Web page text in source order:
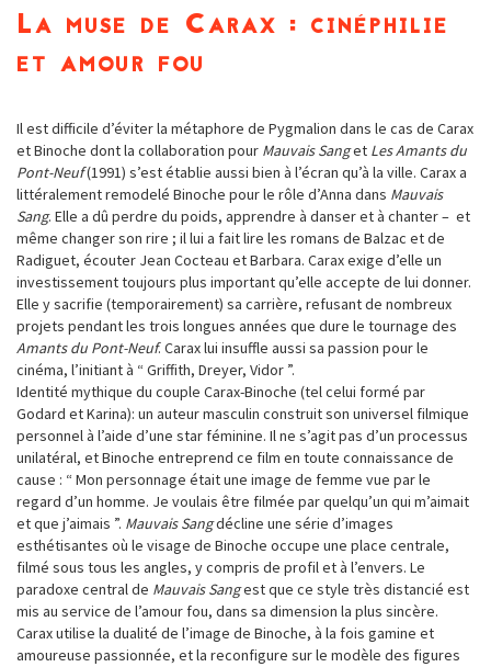
La muse de Carax : cinéphilie
et amour fou
Il est difficile d’éviter la métaphore de Pygmalion dans le cas de Carax
et Binoche dont la collaboration pour Mauvais Sanget Les Amants du
Pont-Neuf(1991) s’est établie aussi bien à l’écran qu’à la ville. Carax a
littéralement remodelé Binoche pour le rôle d’Anna dans Mauvais
Sang. Elle a dû perdre du poids, apprendre à danser et à chanter – et
même changer son rire ; il lui a fait lire les romans de Balzac et de
Radiguet, écouter Jean Cocteau et Barbara. Carax exige d’elle un
investissement toujours plus important qu’elle accepte de lui donner.
Elle y sacrifie (temporairement) sa carrière, refusant de nombreux
projets pendant les trois longues années que dure le tournage des
Amants du Pont-Neuf. Carax lui insuffle aussi sa passion pour le
cinéma, l’initiant à “ Griffith, Dreyer, Vidor ”.
Identité mythique du couple Carax-Binoche (tel celui formé par
Godard et Karina): un auteur masculin construit son universel filmique
personnel à l’aide d’une star féminine. Il ne s’agit pas d’un processus
unilatéral, et Binoche entreprend ce film en toute connaissance de
cause : “ Mon personnage était une image de femme vue par le
regard d’un homme. Je voulais être filmée par quelqu’un qui m’aimait
et que j’aimais ”. Mauvais Sangdécline une série d’images
esthétisantes où le visage de Binoche occupe une place centrale,
filmé sous tous les angles, y compris de profil et à l’envers. Le
paradoxe central de Mauvais Sangest que ce style très distancié est
mis au service de l’amour fou, dans sa dimension la plus sincère.
Carax utilise la dualité de l’image de Binoche, à la fois gamine et
amoureuse passionnée, et la reconfigure sur le modèle des figures